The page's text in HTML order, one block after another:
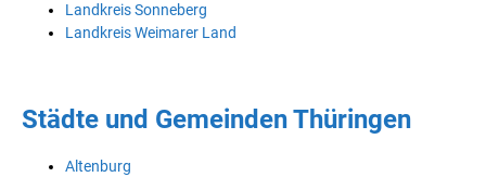
Landkreis Sonneberg
Landkreis Weimarer Land
Städte und Gemeinden Thüringen
Altenburg